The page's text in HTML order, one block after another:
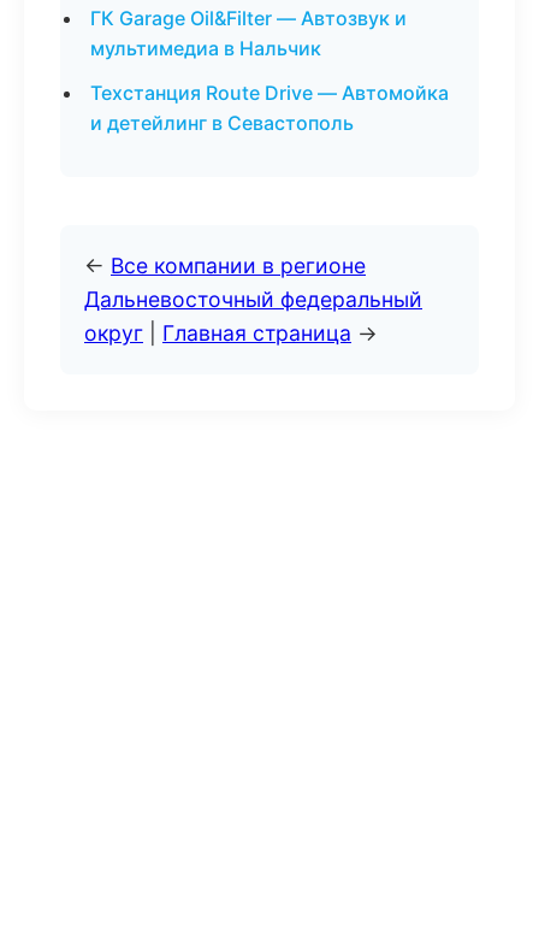
ГК Garage Oil&Filter — Автозвук и
мультимедиа в Нальчик
Техстанция Route Drive — Автомойка
и детейлинг в Севастополь
← Все компании в регионе
Дальневосточный федеральный
округ
Главная страница →